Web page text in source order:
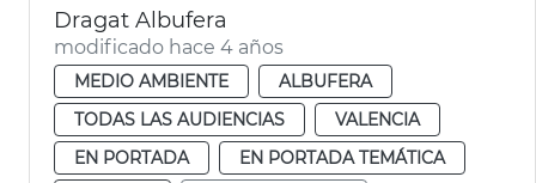
Dragat Albufera
modificado hace 4 años
MEDIO AMBIENTE
ALBUFERA
TODAS LAS AUDIENCIAS
VALENCIA
EN PORTADA
EN PORTADA TEMÁTICA